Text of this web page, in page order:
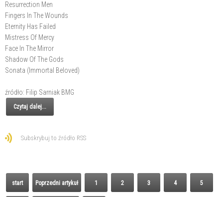
Resurrection Men
Fingers In The Wounds
Eternity Has Failed
Mistress Of Mercy
Face In The Mirror
Shadow Of The Gods
Sonata (Immortal Beloved)
źródło: Filip Sarniak BMG
Czytaj dalej...
Subskrybuj to źródło RSS
start Poprzedni artykuł 1 2 3 4 5